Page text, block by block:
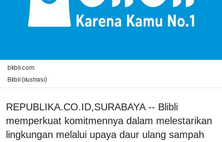
blibli.com
Blibli (ilustrasi)
REPUBLIKA.CO.ID,SURABAYA -- Blibli
memperkuat komitmennya dalam melestarikan
lingkungan melalui upaya daur ulang sampah